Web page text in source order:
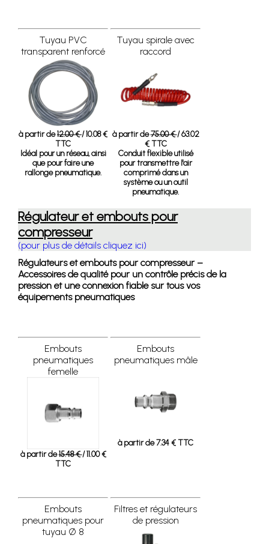
Tuyau PVC
transparent renforcé
à partir de12.00 €/ 10.08 €
TTC
Idéal pour un réseau, ainsi
que pour faire une
rallonge pneumatique.
Tuyau spirale avec
raccord
à partir de75.00 €/ 63.02
€ TTC
Conduit flexible utilisé
pour transmettre l'air
comprimé dans un
système ou un outil
pneumatique.
Régulateur et embouts pour
compresseur
(pour plus de détails cliquez ici)
Régulateurs et embouts pour compresseur –
Accessoires de qualité pour un contrôle précis de la
pression et une connexion fiable sur tous vos
équipements pneumatiques
Embouts
pneumatiques
femelle
à partir de15.48 €/ 11.00 €
TTC
Embouts
pneumatiques mâle
à partir de 7.34 € TTC
Embouts
pneumatiques pour
tuyau Ø 8
Filtres et régulateurs
de pression